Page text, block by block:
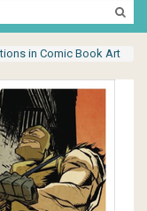
in Comic Book Art